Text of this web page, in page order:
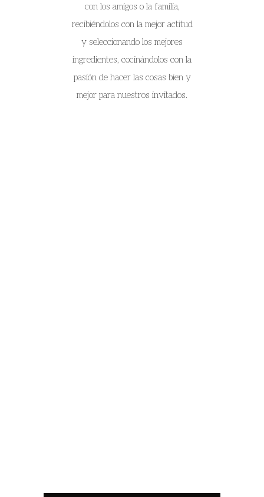
con los amigos o la familia,
recibiéndolos con la mejor actitud
y seleccionando los mejores
ingredientes, cocinándolos con la
pasión de hacer las cosas bien y
mejor para nuestros invitados.